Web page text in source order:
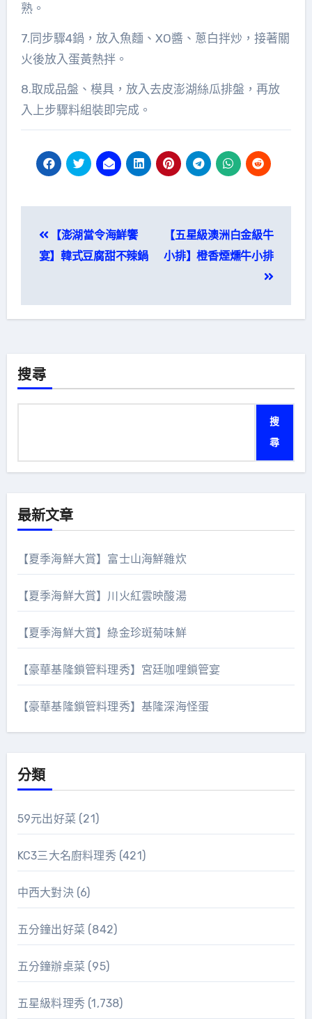
熟。
7.同步驟4鍋，放入魚麵、XO醬、蔥白拌炒，接著關
火後放入蛋黃熱拌。
8.取成品盤、模具，放入去皮澎湖絲瓜排盤，再放
入上步驟料組裝即完成。
章
覽
【澎湖當令海鮮饗
宴】韓式豆腐甜不辣鍋
【五星級澳洲白金級牛
小排】橙香煙燻牛小排
搜尋
搜
尋
最新文章
【夏季海鮮大賞】富士山海鮮雜炊
【夏季海鮮大賞】川火紅雲映酸湯
【夏季海鮮大賞】綠金珍斑菊味鮮
【豪華基隆鎖管料理秀】宮廷咖哩鎖管宴
【豪華基隆鎖管料理秀】基隆深海怪蛋
分類
59元出好菜 (21)
KC3三大名廚料理秀(421)
中西大對決(6)
五分鐘出好菜 (842)
五分鐘辦桌菜 (95)
五星級料理秀(1,738)